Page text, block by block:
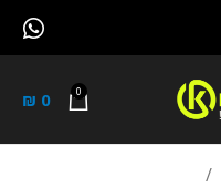
0
₪ 0